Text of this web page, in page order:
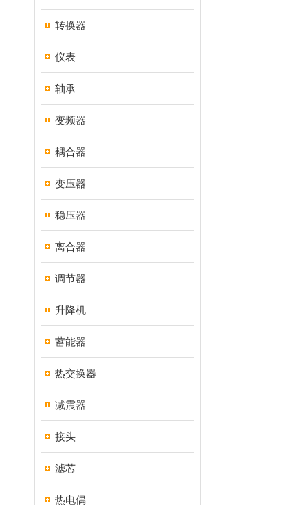
转换器
仪表
轴承
变频器
耦合器
变压器
稳压器
离合器
调节器
升降机
蓄能器
热交换器
减震器
接头
滤芯
热电偶